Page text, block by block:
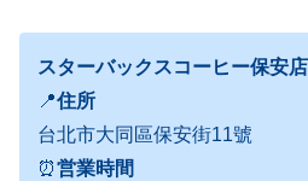
スターバックスコーヒー保安店
📍住所
台北市大同區保安街11號
⏰営業時間